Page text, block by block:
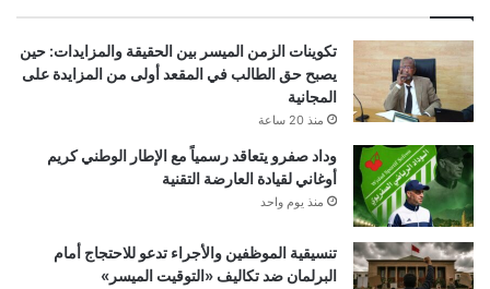
تكوينات الزمن الميسر بين الحقيقة والمزايدات: حين
يصبح حق الطالب في المقعد أولى من المزايدة على
المجانية
منذ 20 ساعة
وداد صفرو يتعاقد رسمياً مع الإطار الوطني كريم
أوغاني لقيادة العارضة التقنية
منذ يوم واحد
تنسيقية الموظفين والأجراء تدعو للاحتجاج أمام
البرلمان ضد تكاليف «التوقيت الميسر»